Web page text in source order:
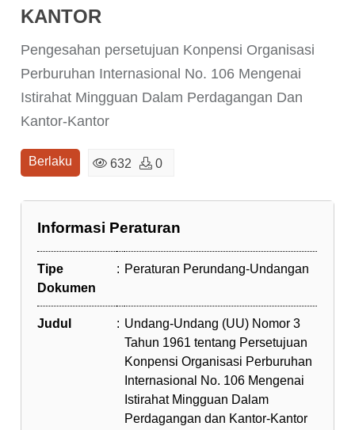
KANTOR
Pengesahan persetujuan Konpensi Organisasi
Perburuhan Internasional No. 106 Mengenai
Istirahat Mingguan Dalam Perdagangan Dan
Kantor-Kantor
Berlaku 632 0
Informasi Peraturan
Tipe
Dokumen
: Peraturan Perundang-Undangan
Judul : Undang-Undang (UU) Nomor 3
Tahun 1961 tentang Persetujuan
Konpensi Organisasi Perburuhan
Internasional No. 106 Mengenai
Istirahat Mingguan Dalam
Perdagangan dan Kantor-Kantor